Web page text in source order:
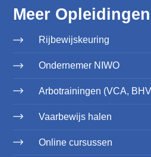
Meer
Rijbewijskeuring
Ondernemer NIWO
Arbotrainingen (VCA,
Vaarbewijs halen
Online cursussen